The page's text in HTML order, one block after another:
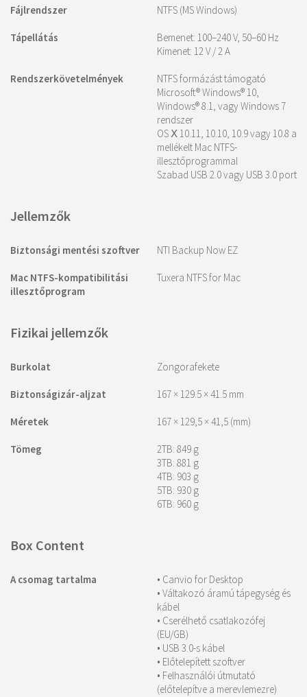
Fájlrendszer NTFS (MS Windows)
Tápellátás
Bemenet: 100–240 V, 50–60 Hz
Kimenet: 12 V / 2 A
Rendszerkövetelmények
NTFS formázást támogató
Microsoft® Windows® 10,
Windows® 8.1, vagy Windows 7
rendszer
OS Ⅹ 10.11, 10.10, 10.9 vagy 10.8 a
mellékelt Mac NTFS-
illesztőprogrammal
Szabad USB 2.0 vagy USB 3.0 port
Jellemzők
Biztonsági mentési szoftver NTI Backup Now EZ
Mac NTFS-kompatibilitási
illesztőprogram
Tuxera NTFS for Mac
Fizikai jellemzők
Burkolat Zongorafekete
Biztonságizár-aljzat 167 × 129.5 × 41.5 mm
Méretek 167 × 129,5 × 41,5 (mm)
Tömeg
2TB: 849 g
3TB: 881 g
4TB: 903 g
5TB: 930 g
6TB: 960 g
Box Content
A csomag tartalma
• Canvio for Desktop
• Váltakozó áramú tápegység és
kábel
• Cserélhető csatlakozófej
(EU/GB)
• USB 3.0-s kábel
• Előtelepített szoftver
• Felhasználói útmutató
(előtelepítve a merevlemezre)